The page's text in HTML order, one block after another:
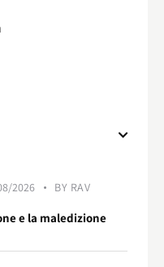
2026 BY RAV
e la maledizione